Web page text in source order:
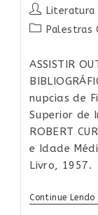
Autor
do
Literatura
Categoria
post:
Palestras
ASSISTIR
nupcias de
Superior de
ROBERT
e Idade
Livro, 1957.
Continue Lendo